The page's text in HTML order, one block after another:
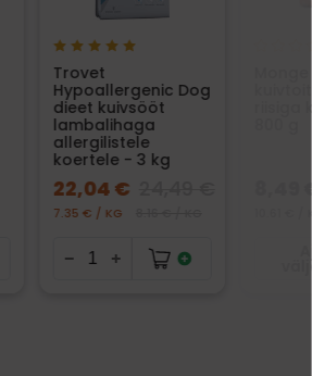
Trovet
Hypoallergenic Dog
dieet kuivsööt
lambalihaga
allergilistele
koertele - 3 kg
22,04 €
7.35 € / KG